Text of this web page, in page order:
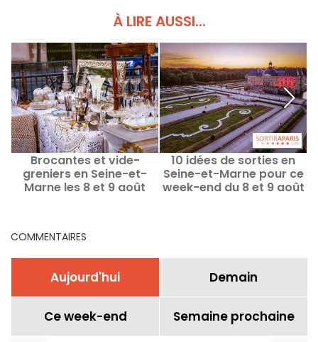
À LIRE AUSSI...
Brocantes et vide-
greniers en Seine-et-
Marne les 8 et 9 août
10 idées de sorties en
Seine-et-Marne pour ce
week-end du 8 et 9 août
COMMENTAIRES
Aujourd'hui Demain
Ce week-end Semaine prochaine